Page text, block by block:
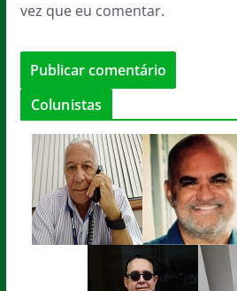
vez que eu comentar.
Colunistas